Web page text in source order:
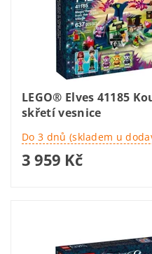
LEGO® Elves 41185
skřetí vesnice
Do 3 dnů (skladem u
3 959 Kč